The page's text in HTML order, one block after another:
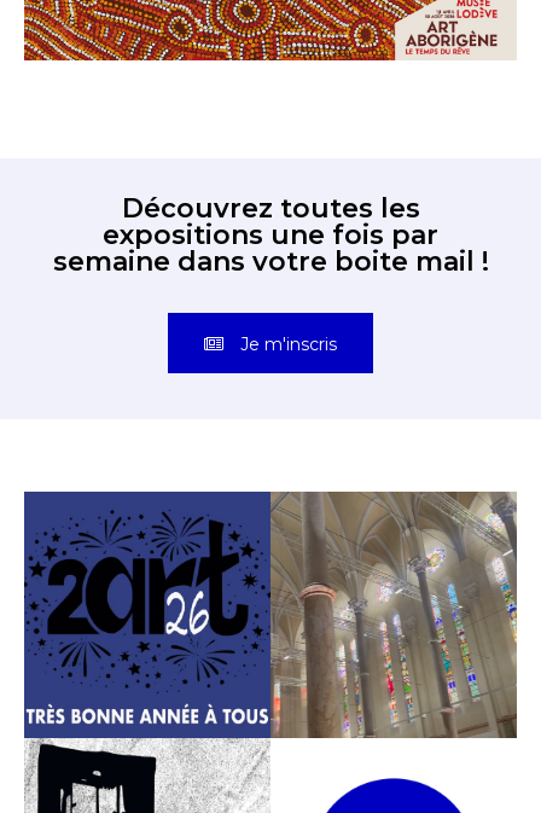
Découvrez toutes les
expositions une fois par
semaine dans votre boite mail !
Je m'inscris